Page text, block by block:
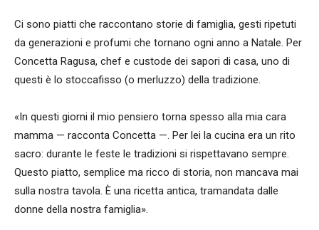
Ci sono piatti che raccontano storie di famiglia, gesti ripetuti
da generazioni e profumi che tornano ogni anno a Natale. Per
Concetta Ragusa, chef e custode dei sapori di casa, uno di
questi è lo stoccafisso (o merluzzo) della tradizione.
«In questi giorni il mio pensiero torna spesso alla mia cara
mamma — racconta Concetta —. Per lei la cucina era un rito
sacro: durante le feste le tradizioni si rispettavano sempre.
Questo piatto, semplice ma ricco di storia, non mancava mai
sulla nostra tavola. È una ricetta antica, tramandata dalle
donne della nostra famiglia».